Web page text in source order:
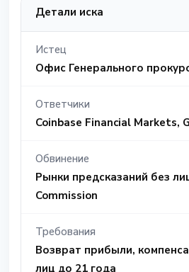
Детали иска
Истец
Офис Генерального
Ответчики
Coinbase Financial Markets,
Обвинение
Рынки предсказаний без
Commission
Требования
Возврат прибыли,
лиц до 21 года